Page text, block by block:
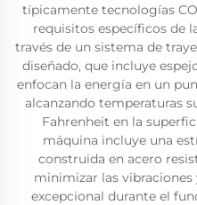
típicamente tecnologías
requisitos específicos de
través de un sistema de
diseñado, que incluye
enfocan la energía en un
alcanzando temperaturas
Fahrenheit en la
máquina incluye una
construida en acero
minimizar las
excepcional durante el